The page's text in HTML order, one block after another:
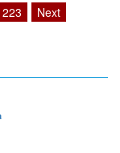
223 Next